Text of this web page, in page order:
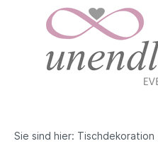
Sie sind hier: Tischdekoration